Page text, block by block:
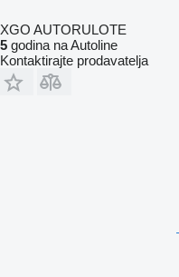
XGO AUTORULOTE
5 godina na Autoline
Kontaktirajte prodavatelja